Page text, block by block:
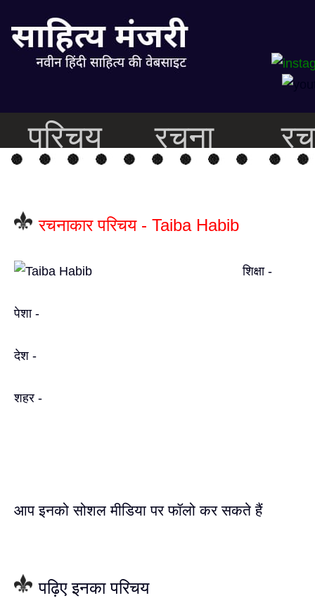
परिचय रचना
रचनाकार परिचय - Taiba Habib
शिक्षा -
पेशा -
देश -
शहर -
आप इनको सोशल मीडिया पर फॉलो कर सकते हैं
पढ़िए इनका परिचय